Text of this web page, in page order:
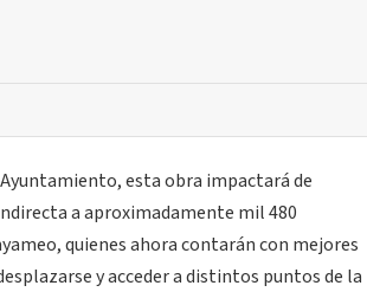
esta obra impactará de
a aproximadamente mil 480
quienes ahora contarán con mejores
y acceder a distintos puntos de la